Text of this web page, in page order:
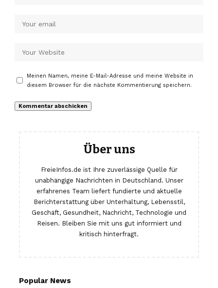
Meinen Namen, meine E-Mail-Adresse und meine Website in
diesem Browser für die nächste Kommentierung speichern.
Über uns
FreieInfos.de ist Ihre zuverlässige Quelle für
unabhängige Nachrichten in Deutschland. Unser
erfahrenes Team liefert fundierte und aktuelle
Berichterstattung über Unterhaltung, Lebensstil,
Geschäft, Gesundheit, Nachricht, Technologie und
Reisen. Bleiben Sie mit uns gut informiert und
kritisch hinterfragt.
Popular News